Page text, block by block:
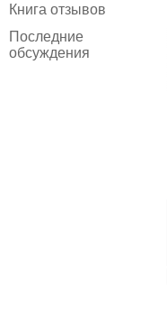
Книга отзывов
Последние
обсуждения